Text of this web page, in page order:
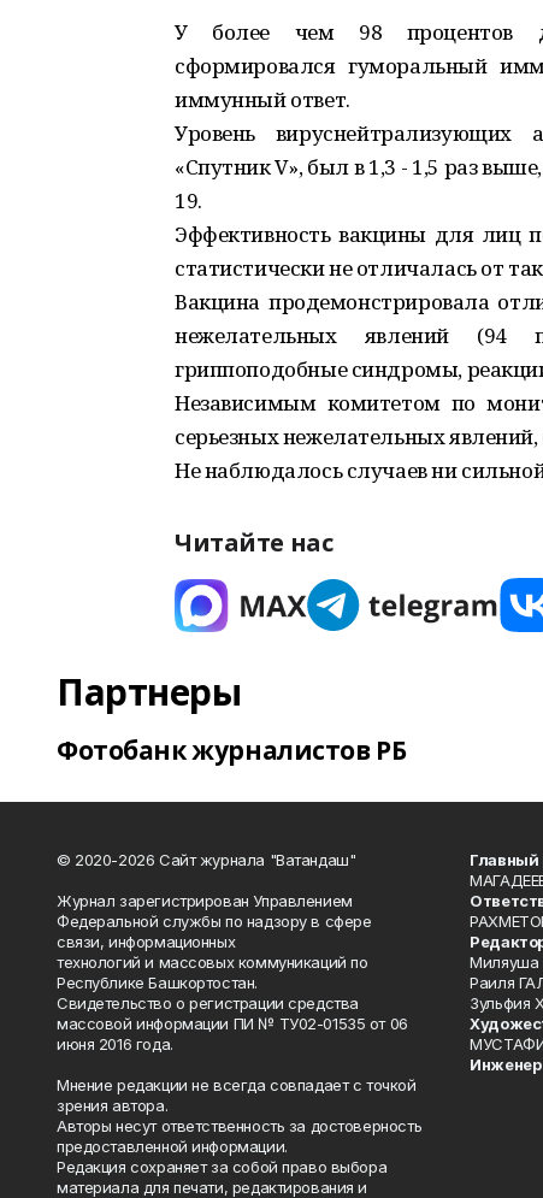
У более чем 98 процентов
сформировался гуморальный
иммунный ответ.
Уровень вируснейтрализующих
«Спутник V», был в 1,3 - 1,5 раз
19.
Эффективность вакцины для лиц
статистически не отличалась от
Вакцина продемонстрировала
нежелательных явлений
гриппоподобные синдромы,
Независимым комитетом по
серьезных нежелательных
Не наблюдалось случаев ни
Читайте нас
Партнеры
Фотобанк журналистов РБ
© 2020-2026 Сайт журнала "Ватандаш"
Журнал зарегистрирован Управлением
Федеральной службы по надзору в сфере
связи, информационных
технологий и массовых коммуникаций по
Республике Башкортостан.
Свидетельство о регистрации средства
массовой информации ПИ № ТУ02-01535 от 06
июня 2016 года.
Мнение редакции не всегда совпадает с точкой
зрения автора.
Авторы несут ответственность за достоверность
предоставленной информации.
Редакция сохраняет за собой право выбора
материала для печати, редактирования и
Главный
Раиля
Зульфия
Инженер